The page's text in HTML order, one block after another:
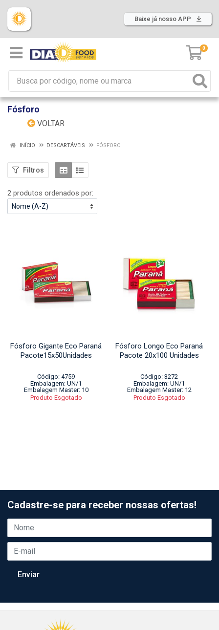
Baixe já nosso APP
0
Fósforo
VOLTAR
INÍCIO DESCARTÁVEIS FÓSFORO
Filtros
2 produtos ordenados por:
Fósforo Gigante Eco Paraná
Pacote15x50Unidades
Código: 4759
Embalagem: UN/1
Embalagem Master: 10
Produto Esgotado
Fósforo Longo Eco Paraná
Pacote 20x100 Unidades
Código: 3272
Embalagem: UN/1
Embalagem Master: 12
Produto Esgotado
Cadastre-se para receber nossas ofertas!